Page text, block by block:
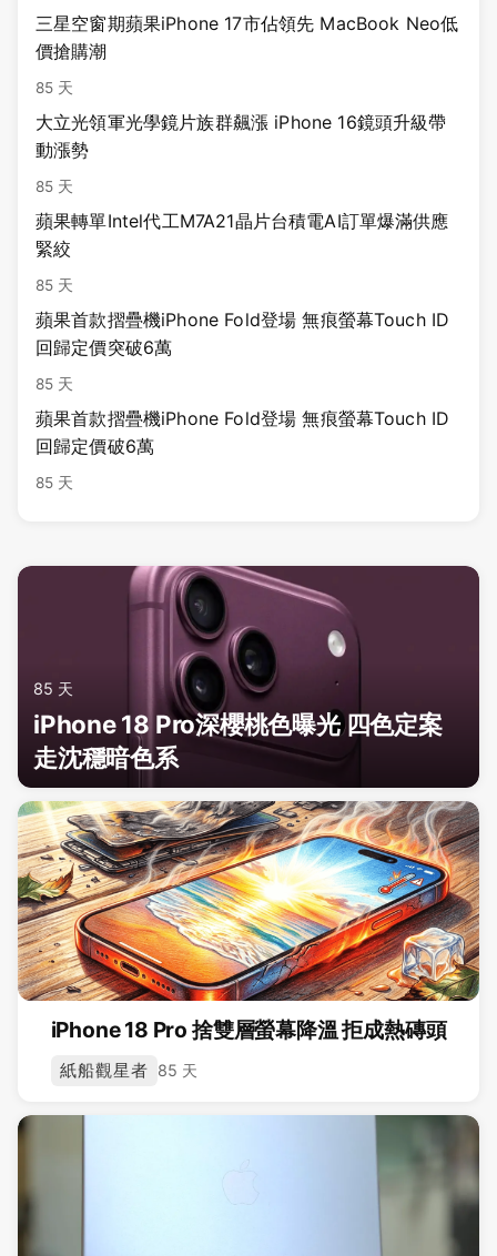
三星空窗期蘋果iPhone 17市佔領先 MacBook Neo低
價搶購潮
85 天
大立光領軍光學鏡片族群飆漲 iPhone 16鏡頭升級帶
動漲勢
85 天
蘋果轉單Intel代工M7A21晶片台積電AI訂單爆滿供應
緊絞
85 天
蘋果首款摺疊機iPhone Fold登場 無痕螢幕Touch ID
回歸定價突破6萬
85 天
蘋果首款摺疊機iPhone Fold登場 無痕螢幕Touch ID
回歸定價破6萬
85 天
85 天
iPhone 18 Pro深櫻桃色曝光 四色定案
走沈穩暗色系
iPhone 18 Pro 捨雙層螢幕降溫 拒成熱磚頭
紙船觀星者 85 天